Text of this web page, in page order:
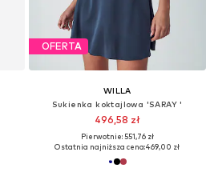
OFERTA
WILLA
Sukienka koktajlowa 'SARAY '
496,58 zł
Pierwotnie: 551,76 zł
Ostatnia najniższa cena:469,00 zł